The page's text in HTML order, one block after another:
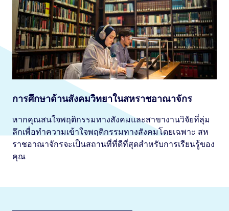
การศึกษาด้านสังคมวิทยาในสหราชอาณาจักร
หากคุณสนใจพฤติกรรมทางสังคมและสาขางานวิจัยที่ลุ่ม
ลึกเพื่อทำความเข้าใจพฤติกรรมทางสังคมโดยเฉพาะ สห
ราชอาณาจักรจะเป็นสถานที่ที่ดีที่สุดสำหรับการเรียนรู้ของ
คุณ